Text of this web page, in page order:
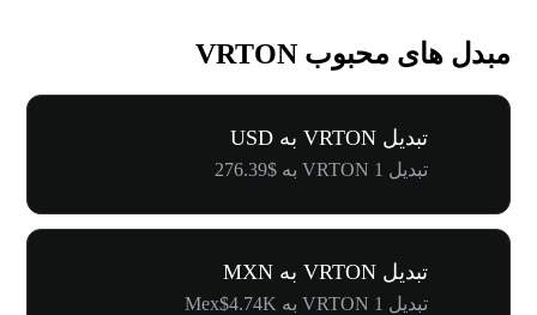
مبدل های محبوب VRTON
تبدیل VRTON به USD
تبدیل 1 VRTON به $276.39
تبدیل VRTON به MXN
تبدیل 1 VRTON به Mex$4.74K